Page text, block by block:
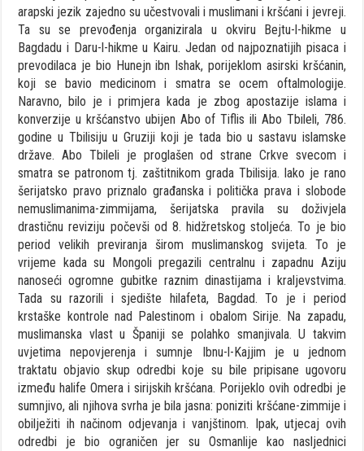
arapski jezik zajedno su učestvovali i muslimani i kršćani i jevreji.
Ta su se prevođenja organizirala u okviru Bejtu-l-hikme u
Bagdadu i Daru-l-hikme u Kairu. Jedan od najpoznatijih pisaca i
prevodilaca je bio Hunejn ibn Ishak, porijeklom asirski kršćanin,
koji se bavio medicinom i smatra se ocem oftalmologije.
Naravno, bilo je i primjera kada je zbog apostazije islama i
konverzije u kršćanstvo ubijen Abo of Tiflis ili Abo Tbileli, 786.
godine u Tbilisiju u Gruziji koji je tada bio u sastavu islamske
države. Abo Tbileli je proglašen od strane Crkve svecom i
smatra se patronom tj. zaštitnikom grada Tbilisija. Iako je rano
šerijatsko pravo priznalo građanska i politička prava i slobode
nemuslimanima-zimmijama, šerijatska pravila su doživjela
drastičnu reviziju počevši od 8. hidžretskog stoljeća. To je bio
period velikih previranja širom muslimanskog svijeta. To je
vrijeme kada su Mongoli pregazili centralnu i zapadnu Aziju
nanoseći ogromne gubitke raznim dinastijama i kraljevstvima.
Tada su razorili i sjedište hilafeta, Bagdad. To je i period
krstaške kontrole nad Palestinom i obalom Sirije. Na zapadu,
muslimanska vlast u Španiji se polahko smanjivala. U takvim
uvjetima nepovjerenja i sumnje Ibnu-l-Kajjim je u jednom
traktatu objavio skup odredbi koje su bile pripisane ugovoru
između halife Omera i sirijskih kršćana. Porijeklo ovih odredbi je
sumnjivo, ali njihova svrha je bila jasna: poniziti kršćane-zimmije i
obilježiti ih načinom odjevanja i vanjštinom. Ipak, utjecaj ovih
odredbi je bio ograničen jer su Osmanlije kao nasljednici